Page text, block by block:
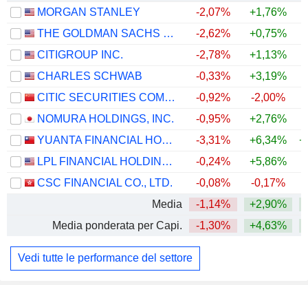
MORGAN STANLEY
-2,07% +1,76%
THE GOLDMAN SACHS GROUP, INC.
-2,62% +0,75%
CITIGROUP INC.
-2,78% +1,13%
CHARLES SCHWAB
-0,33% +3,19%
CITIC SECURITIES COMPANY LIMITED
-0,92% -2,00%
NOMURA HOLDINGS, INC.
-0,95% +2,76%
YUANTA FINANCIAL HOLDING CO., LTD.
-3,31% +6,34%
LPL FINANCIAL HOLDINGS INC.
-0,24% +5,86%
CSC FINANCIAL CO., LTD.
-0,08% -0,17%
Media
-1,14% +2,90%
Media ponderata per Capi.
-1,30% +4,63%
Vedi tutte le performance del settore